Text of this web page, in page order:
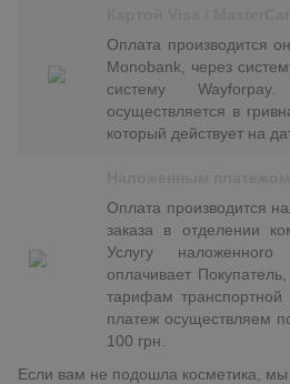
Оплата производится
Monobank, через
систему
осуществляется в
который действует на
Оплата производится
заказа в отделении
Услугу
оплачивает
тарифам
платеж осуществляем
100 грн.
Если вам не подошла косметика,